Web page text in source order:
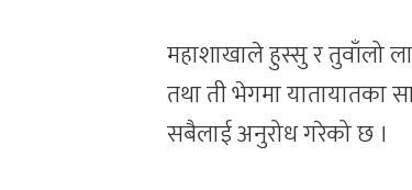
महाशाखाले हुस्सु र तुवाँलो
तथा ती भेगमा यातायातका
सबैलाई अनुरोध गरेको छ ।